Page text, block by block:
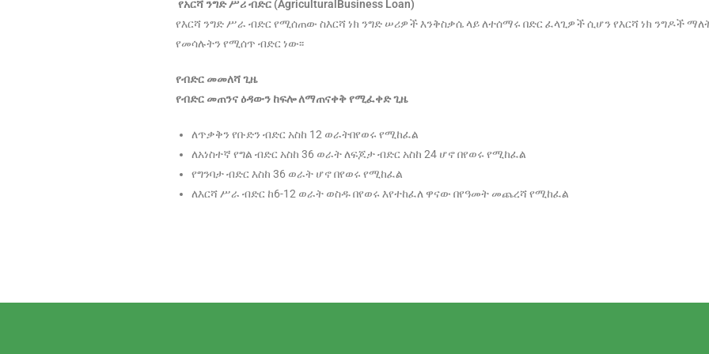
የአርሻ ንግድሥሪብድር (AgriculturalBusiness Loan)
የእርሻ ንግድ ሥራ ብድር የሚሰጠው ስእርሻ ነክ ንግድ ሠሪዎች እንቅስቃሴ ላይ ለተሰማሩ በድር ፈላጊዎች ሲሆን የእርሻ ነክ ንግዶች
የመሳሉትን የሚሰጥ ብድር ነው፡፡
የብድር መመለሻጊዜ
የብድር መጠንና ዕዳውን ከፍሎለማጠናቀቅየሚፈቀድጊዜ
ለጥቃቅን የቡድን ብድር አስከ 12 ወራትበየወሩ የሚከፈል
ለአነስተኛ የግል ብድር አስከ 36 ወራት ለፍጆታ ብድር አስከ 24 ሆኖ በየወሩ የሚከፈል
የግንባታ ብድር እስከ 36 ወራት ሆኖ በየወሩ የሚከፈል
ለእርሻ ሥራ ብድር ከ6-12 ወራት ወስዱ በየወሩ እየተከፈለ ዋናው በየዓመት መጨረሻ የሚከፈል